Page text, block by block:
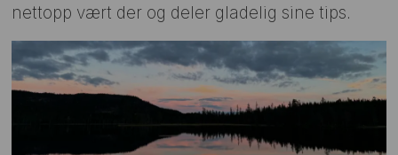
nettopp vært der og deler gladelig sine tips.